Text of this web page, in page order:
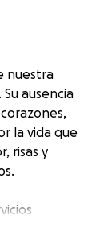
nuestra
ausencia
la vida que
risas y
que ella